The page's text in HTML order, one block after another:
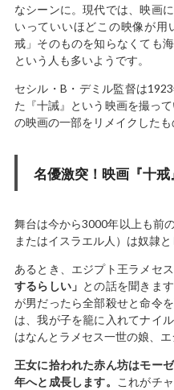
なシーンに。現代では、映画
いっていいほどこの映像が用
戒」そのものを知らなくても
という人も多いようです。
セシル・B・デミル監督は
た『十誡』という映画を撮っ
の映画の一部をリメイクしたも
名優激突！映画『十戒
舞台は今から3000年以上も前
またはイスラエル人）は奴隷
あるとき、エジプト王ラメセ
するらしい」 との話を聞きま
が男だったら全部殺せと命令
は、我が子を籠に入れてナイ
はなんとラメセス一世の娘、エ
王女に拾われた赤ん坊はモー
年へと成長します。
これがチ